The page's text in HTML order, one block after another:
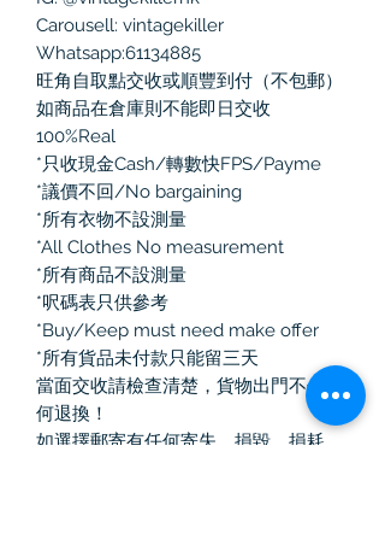
Carousell: vintagekiller
Whatsapp:61134885
旺角自取點交收或順豐到付（不包郵）
如商品在倉庫則不能即日交收
100%Real
*只收現金Cash/轉數快FPS/Payme
*議價不回/No bargaining
*所有衣物不設測量
*All Clothes No measurement
*所有商品不設測量
*呎碼表只供參考
*Buy/Keep must need make offer
*所有貨品未付款只能留三天
當面交收請檢查清楚，貨物出門不作任
何退換！
如選擇郵寄有任何寄失、損毀、損耗，